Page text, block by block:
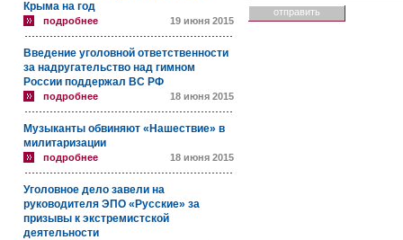
Крыма на год
подробнее 19 июня 2015
Введение уголовной ответственности
за надругательство над гимном
России поддержал ВС РФ
подробнее 18 июня 2015
Музыканты обвиняют «Нашествие» в
милитаризации
подробнее 18 июня 2015
Уголовное дело завели на
руководителя ЭПО «Русские» за
призывы к экстремистской
деятельности